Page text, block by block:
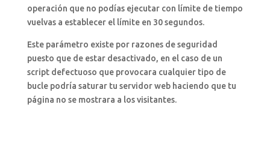
operación que no podías ejecutar con límite de tiempo
vuelvas a establecer el límite en 30 segundos.
Este parámetro existe por razones de seguridad
puesto que de estar desactivado, en el caso de un
script defectuoso que provocara cualquier tipo de
bucle podría saturar tu servidor web haciendo que tu
página no se mostrara a los visitantes.